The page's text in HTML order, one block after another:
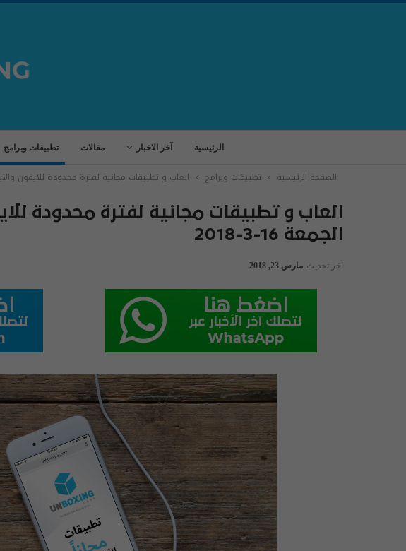
الرئيسية آخر الاخبار مقالات تطبيقات وبرامج
الصفحة الرئيسية تطبيقات وبرامج العاب و تطبيقات مجانية لفترة محدودة للايفون والايباد
العاب و تطبيقات مجانية لفترة محدودة
الجمعة 16-3-2018
آخر تحديث مارس 23, 2018